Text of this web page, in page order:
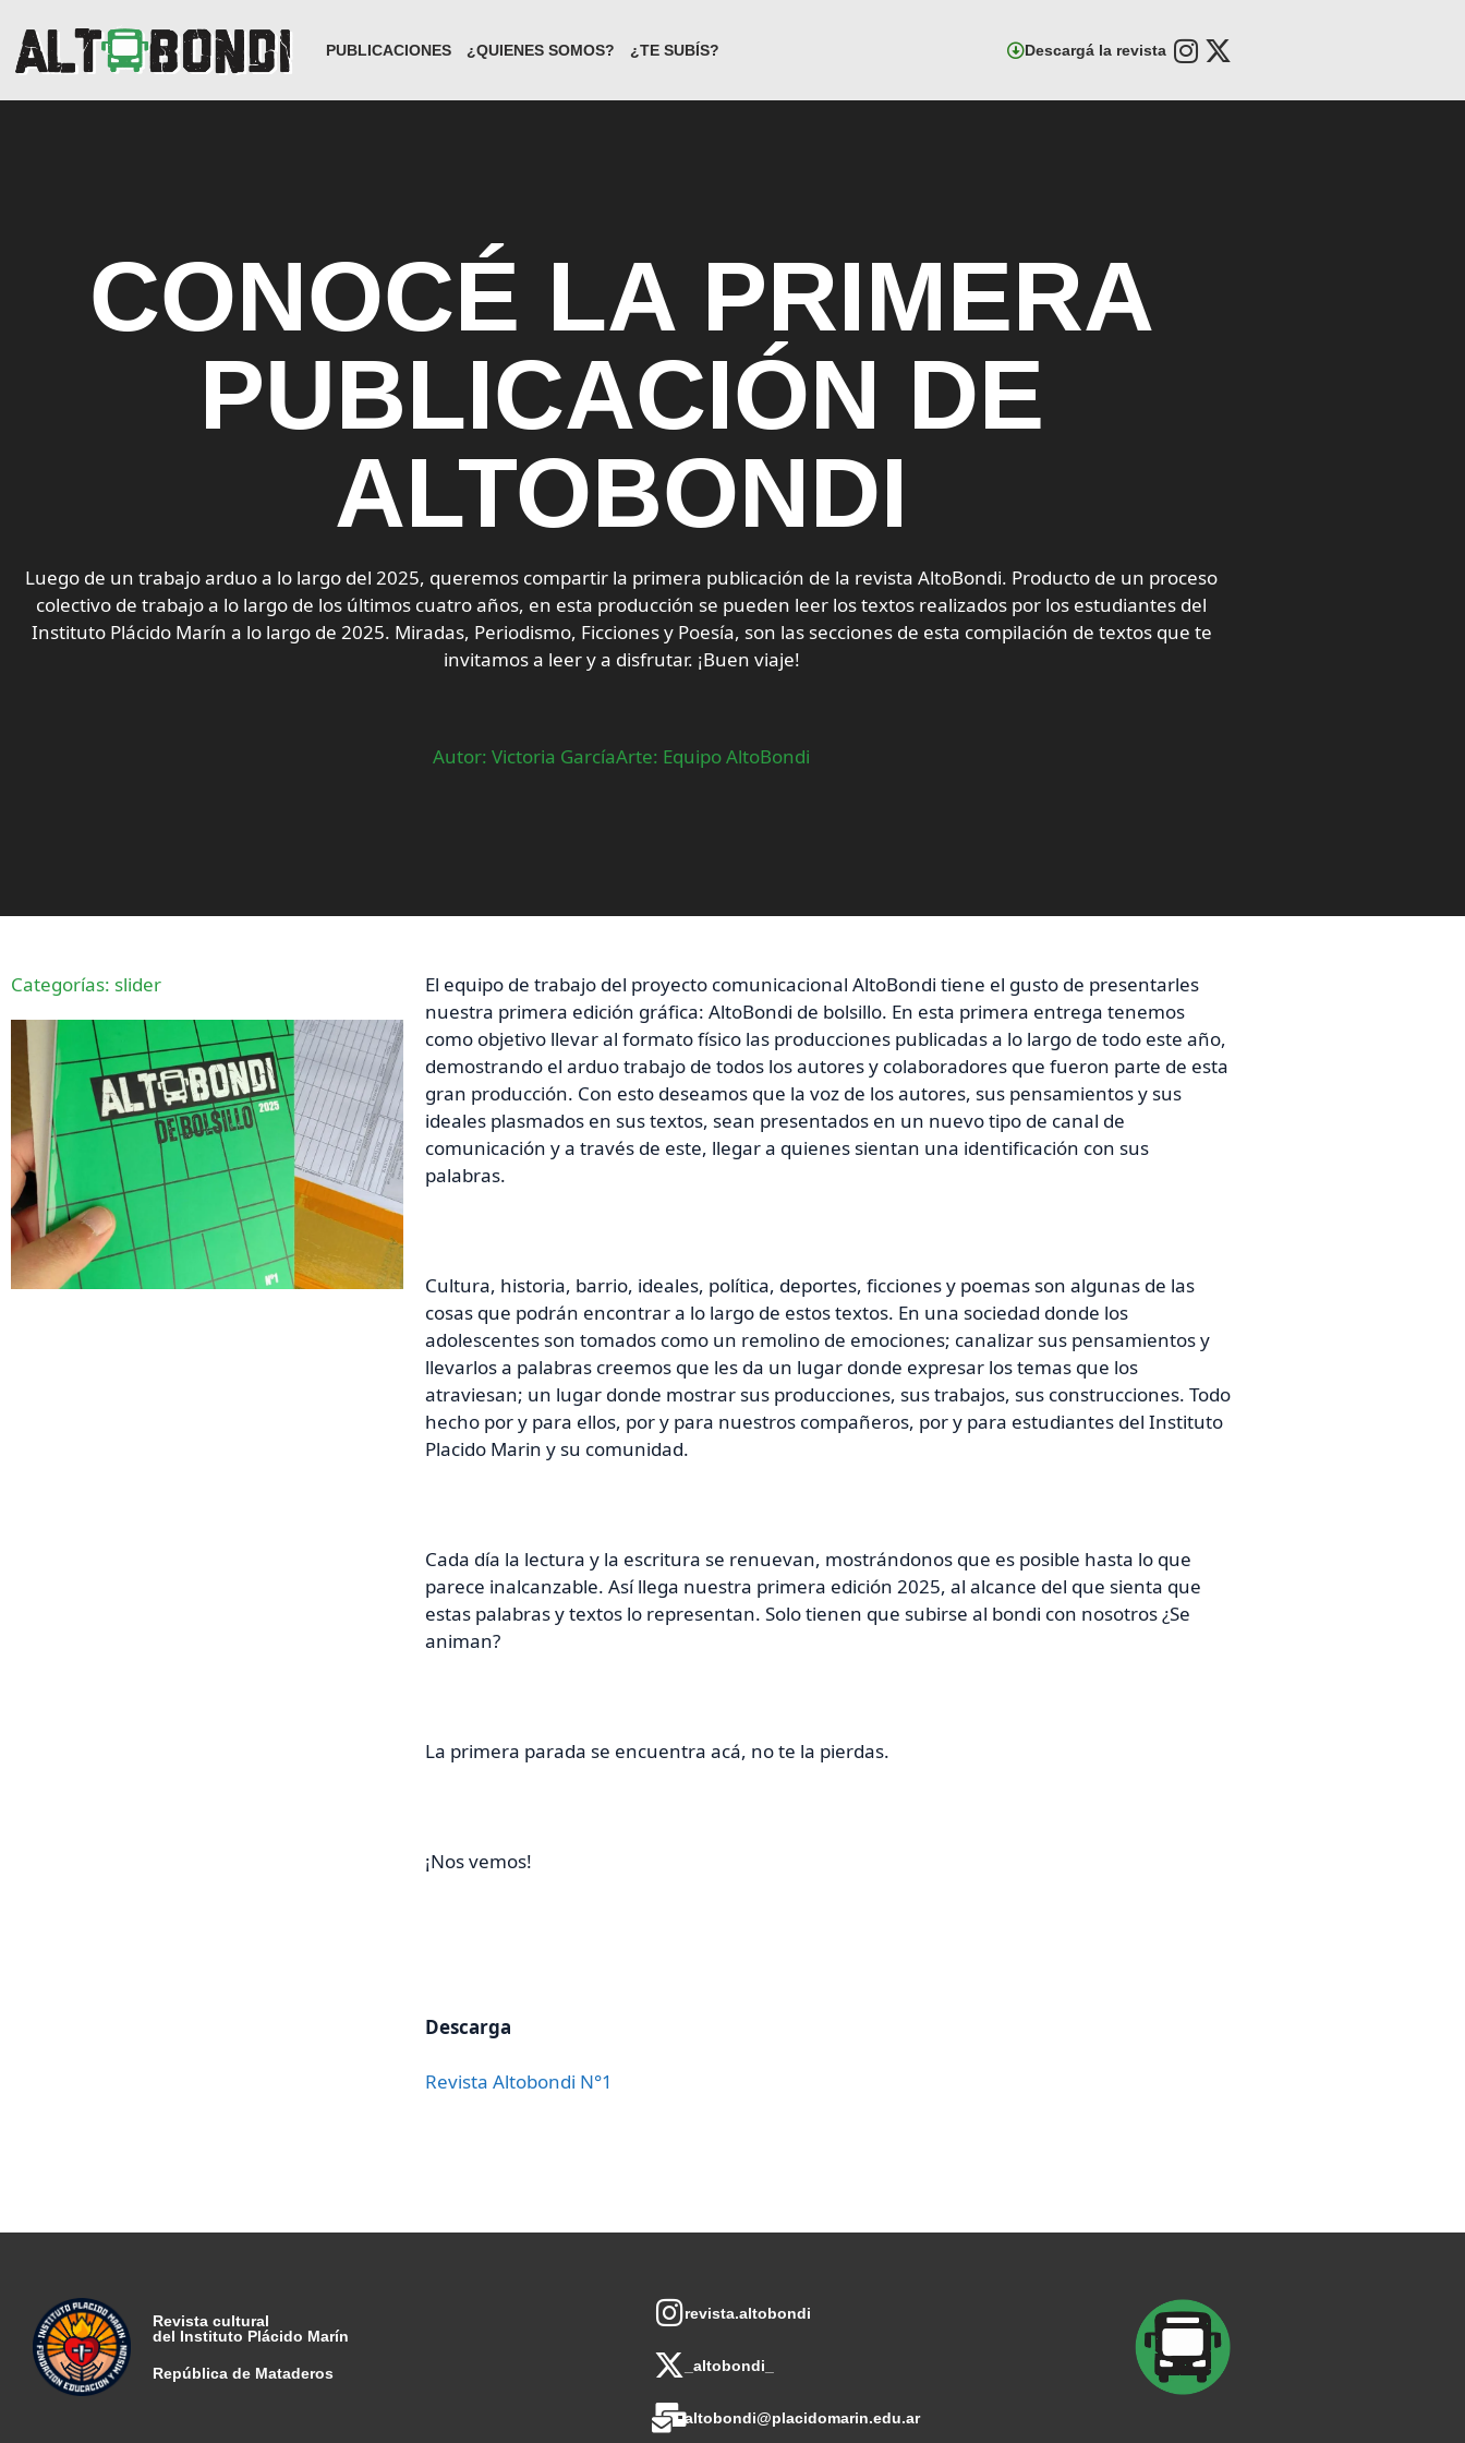
PUBLICACIONES ¿QUIENES SOMOS? ¿TE SUBÍS? Descargá la revista
CONOCÉ LA PRIMERA
PUBLICACIÓN DE
ALTOBONDI
Luego de un trabajo arduo a lo largo del 2025, queremos compartir la primera publicación de la revista AltoBondi. Producto de un proceso
colectivo de trabajo a lo largo de los últimos cuatro años, en esta producción se pueden leer los textos realizados por los estudiantes del
Instituto Plácido Marín a lo largo de 2025. Miradas, Periodismo, Ficciones y Poesía, son las secciones de esta compilación de textos que te
invitamos a leer y a disfrutar. ¡Buen viaje!
Autor: Victoria GarcíaArte: Equipo AltoBondi
Categorías: slider
El equipo de trabajo del proyecto comunicacional AltoBondi tiene el gusto de presentarles
nuestra primera edición gráfica: AltoBondi de bolsillo. En esta primera entrega tenemos
como objetivo llevar al formato físico las producciones publicadas a lo largo de todo este año,
demostrando el arduo trabajo de todos los autores y colaboradores que fueron parte de esta
gran producción. Con esto deseamos que la voz de los autores, sus pensamientos y sus
ideales plasmados en sus textos, sean presentados en un nuevo tipo de canal de
comunicación y a través de este, llegar a quienes sientan una identificación con sus
palabras.
Cultura, historia, barrio, ideales, política, deportes, ficciones y poemas son algunas de las
cosas que podrán encontrar a lo largo de estos textos. En una sociedad donde los
adolescentes son tomados como un remolino de emociones; canalizar sus pensamientos y
llevarlos a palabras creemos que les da un lugar donde expresar los temas que los
atraviesan; un lugar donde mostrar sus producciones, sus trabajos, sus construcciones. Todo
hecho por y para ellos, por y para nuestros compañeros, por y para estudiantes del Instituto
Placido Marin y su comunidad.
Cada día la lectura y la escritura se renuevan, mostrándonos que es posible hasta lo que
parece inalcanzable. Así llega nuestra primera edición 2025, al alcance del que sienta que
estas palabras y textos lo representan. Solo tienen que subirse al bondi con nosotros ¿Se
animan?
La primera parada se encuentra acá, no te la pierdas.
¡Nos vemos!
Descarga
Revista Altobondi N°1
Revista cultural
del Instituto Plácido Marín
República de Mataderos
revista.altobondi
_altobondi_
altobondi@placidomarin.edu.ar